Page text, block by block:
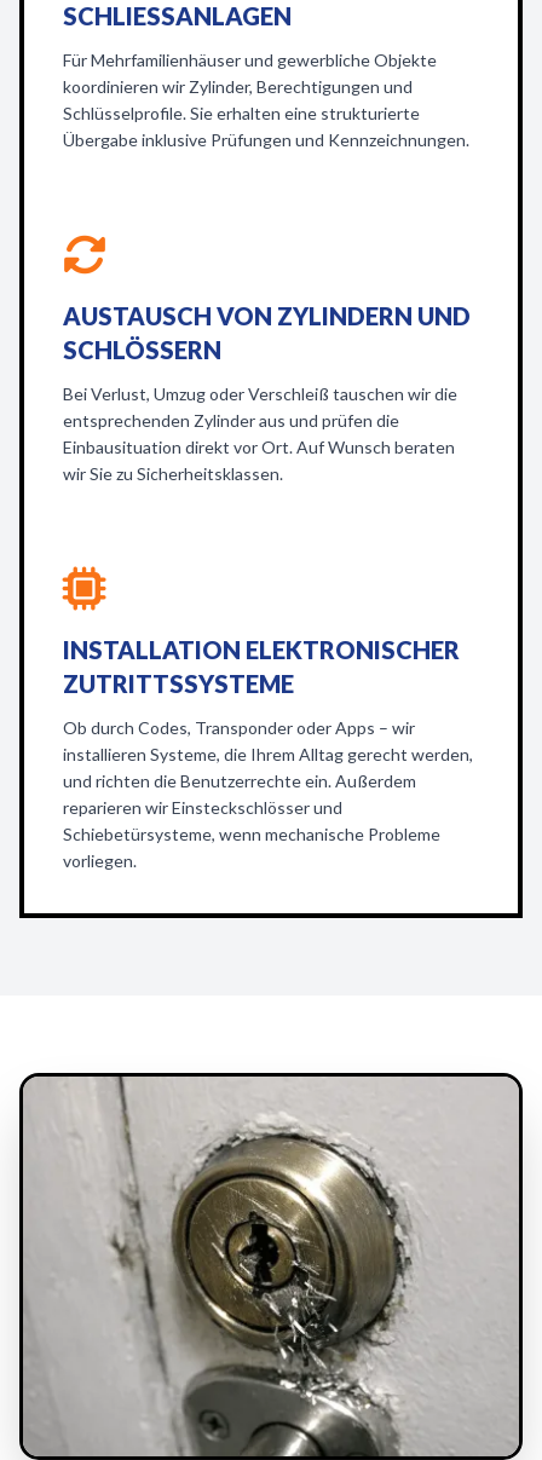
SCHLIESSANLAGEN
Für Mehrfamilienhäuser und gewerbliche Objekte
koordinieren wir Zylinder, Berechtigungen und
Schlüsselprofile. Sie erhalten eine strukturierte
Übergabe inklusive Prüfungen und Kennzeichnungen.
AUSTAUSCH VON ZYLINDERN UND
SCHLÖSSERN
Bei Verlust, Umzug oder Verschleiß tauschen wir die
entsprechenden Zylinder aus und prüfen die
Einbausituation direkt vor Ort. Auf Wunsch beraten
wir Sie zu Sicherheitsklassen.
INSTALLATION ELEKTRONISCHER
ZUTRITTSSYSTEME
Ob durch Codes, Transponder oder Apps – wir
installieren Systeme, die Ihrem Alltag gerecht werden,
und richten die Benutzerrechte ein. Außerdem
reparieren wir Einsteckschlösser und
Schiebetürsysteme, wenn mechanische Probleme
vorliegen.